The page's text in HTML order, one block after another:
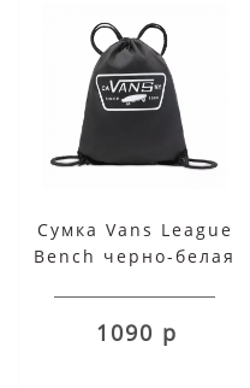
Сумка Vans League
Bench черно-белая
1090 р